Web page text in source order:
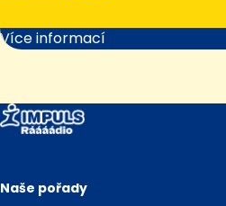
Více informací
Naše pořady